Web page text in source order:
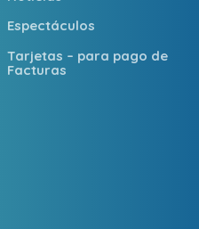
Espectáculos
Tarjetas – para pago de
Facturas